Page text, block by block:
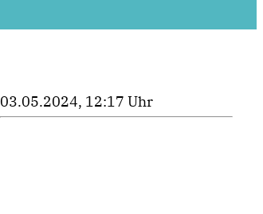
03.05.2024, 12:17 Uhr